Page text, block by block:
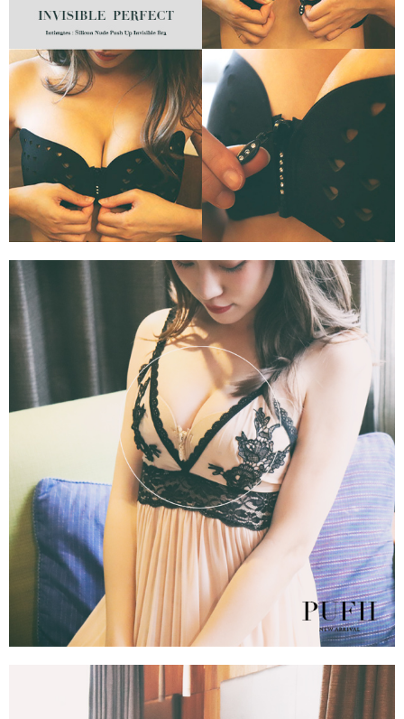
５．嚴禁一人註冊多個帳號或使用他人資訊註冊。若發現惡意使用之情形，
恩沛科技股份有限公司將有權停止該用戶之使用額度並採取法律行動。